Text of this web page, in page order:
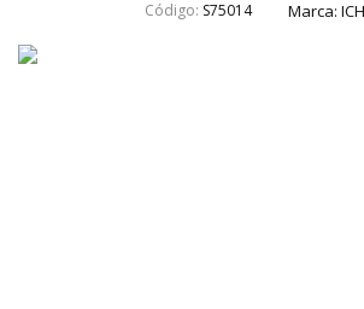
Código: S75014 Marca: ICH